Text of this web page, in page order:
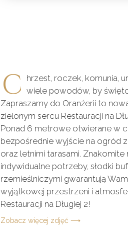
C hrzest, roczek, komunia,
wiele powodów, by
Zapraszamy do Oranżerii to
zielonym sercu Restauracji na
Ponad 6 metrowe otwierane w
bezpośrednie wyjście na ogród
oraz letnimi tarasami.
indywidualne potrzeby, słodki
rzemieślniczymi gwarantują
wyjątkowej przestrzeni i
Restauracji na Długiej 2!
Zobacz więcej zdjęć ⟶